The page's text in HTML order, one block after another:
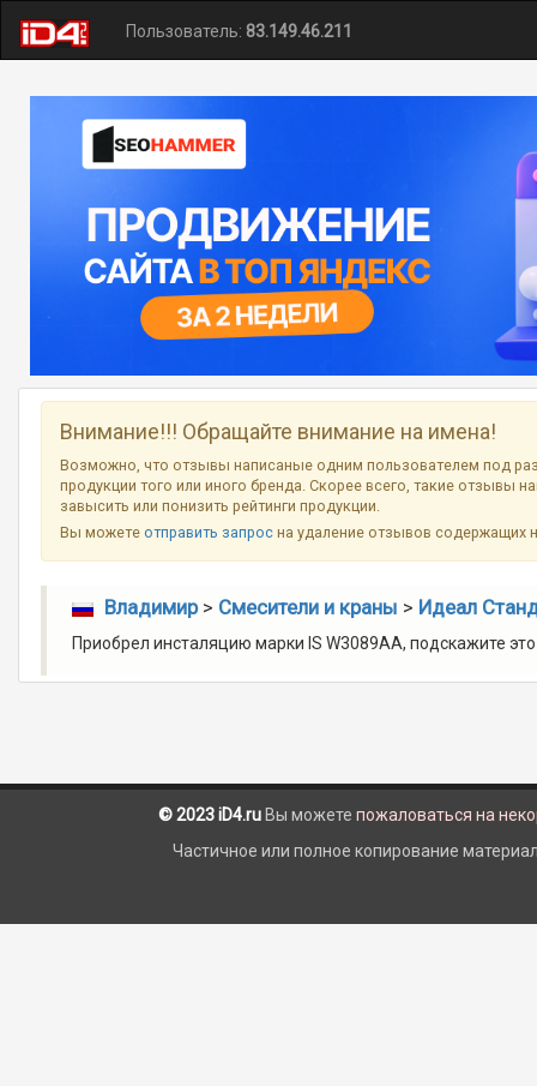
Пользователь: 83.149.46.211
Внимание!!! Обращайте внимание на имена!
Возможно, что отзывы написаные одним пользователем под
продукции того или иного бренда. Скорее всего, такие отзывы
завысить или понизить рейтинги продукции.
Вы можетеотправить запрос на удаление отзывов
Владимир> Смесители и краны > Идеал
Приобрел инсталяцию марки IS W3089AA, подскажите
© 2023 iD4.ru Вы можете пожаловаться на
Частичное или полное копирование